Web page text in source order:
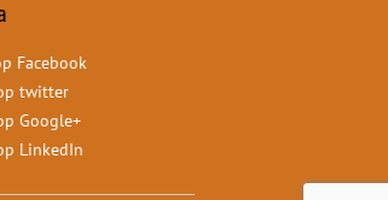
Facebook
twitter
Google+
LinkedIn